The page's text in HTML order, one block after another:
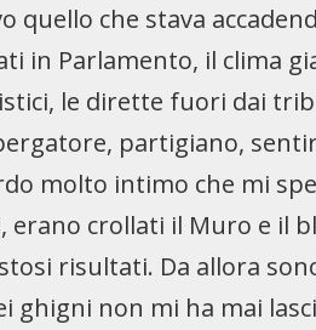
quello che stava
in Parlamento, il clima
le dirette fuori dai
partigiano,
molto intimo che mi
erano crollati il Muro e il
risultati. Da allora
ghigni non mi ha mai